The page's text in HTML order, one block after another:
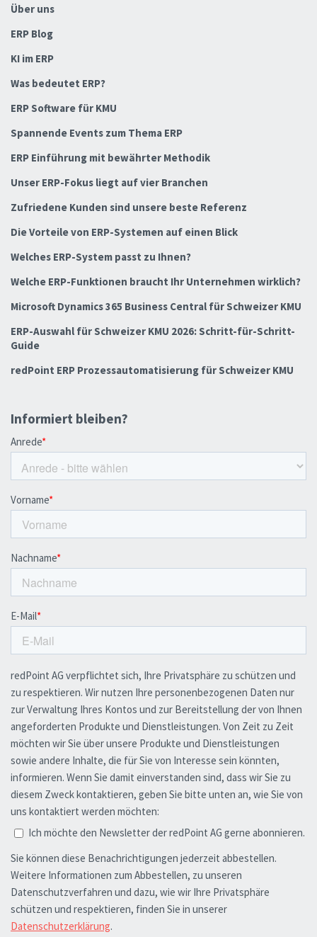
Über uns
ERP Blog
KI im ERP
Was bedeutet ERP?
ERP Software für KMU
Spannende Events zum Thema ERP
ERP Einführung mit bewährter Methodik
Unser ERP-Fokus liegt auf vier Branchen
Zufriedene Kunden sind unsere beste Referenz
Die Vorteile von ERP-Systemen auf einen Blick
Welches ERP-System passt zu Ihnen?
Welche ERP-Funktionen braucht Ihr Unternehmen wirklich?
Microsoft Dynamics 365 Business Central für Schweizer KMU
ERP-Auswahl für Schweizer KMU 2026: Schritt-für-Schritt-
Guide
redPoint ERP Prozessautomatisierung für Schweizer KMU
Informiert bleiben?